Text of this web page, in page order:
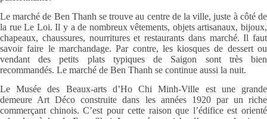
Le marché de Ben Thanh se trouve au centre de la ville, juste à côté de
la rue Le Loi. Il y a de nombreux vêtements, objets artisanaux, bijoux,
chapeaux, chaussures, nourritures et restaurants dans marché. Il faut
savoir faire le marchandage. Par contre, les kiosques de dessert ou
vendant des petits plats typiques de Saigon sont très bien
recommandés. Le marché de Ben Thanh se continue aussi la nuit.
Le Musée des Beaux-arts d’Ho Chi Minh-Ville est une grande
demeure Art Déco construite dans les années 1920 par un riche
commerçant chinois. C’est pour cette raison que l’édifice est orienté